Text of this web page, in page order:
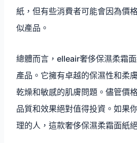
紙，但有些消費者可能會因為價
似產品。
總體而言，elleair奢侈保濕柔霜
產品。它擁有卓越的保濕性和柔
乾燥和敏感的肌膚問題。儘管價
品質和效果絕對值得投資。如果
理的人，這款奢侈保濕柔霜面紙